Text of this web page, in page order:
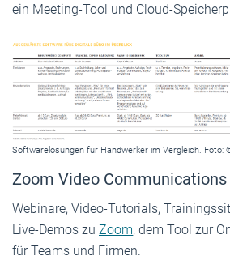
ein Meeting-Tool und Cloud-
Softwarelösungen für Handwerker im Vergleich. Foto:
Zoom Video Communications
Webinare, Video-Tutorials,
Live-Demos zu Zoom, dem Tool zur
für Teams und Firmen.